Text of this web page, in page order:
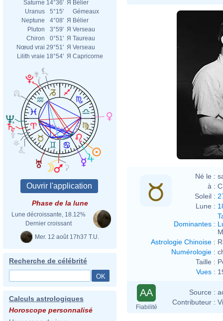
Saturne 14°36' Я Bélier
Uranus
5°15'
Gémeaux
Neptune
4°08' Я Bélier
Pluton
3°59' Я Verseau
Chiron
0°51' Я Taureau
Nœud vrai 29°51' Я Verseau
Lilith vraie 18°54' Я Capricorne
Phase de la lune
Lune décroissante, 18.12%
Dernier croissant
Mer. 12 août 17h37 T.U.
Recherche de célébrité
Calculs astrologiques
Horoscope personnalisé
Né le :
à :
Soleil :
Lune :
Dominantes :
Astrologie Chinoise :
Numérologie :
Taille :
Vues :
AA
Fiabilité
Source :
Contributeur :